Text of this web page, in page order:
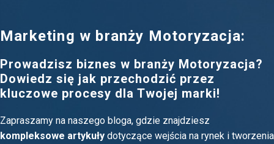
Marketing w branży Motoryzacja:
Prowadzisz biznes w branży Motoryzacja?
Dowiedz się jak przechodzić przez
kluczowe procesy dla Twojej marki!
Zapraszamy na naszego bloga, gdzie znajdziesz
kompleksowe artykuły dotyczące wejścia na rynek i tworzenia